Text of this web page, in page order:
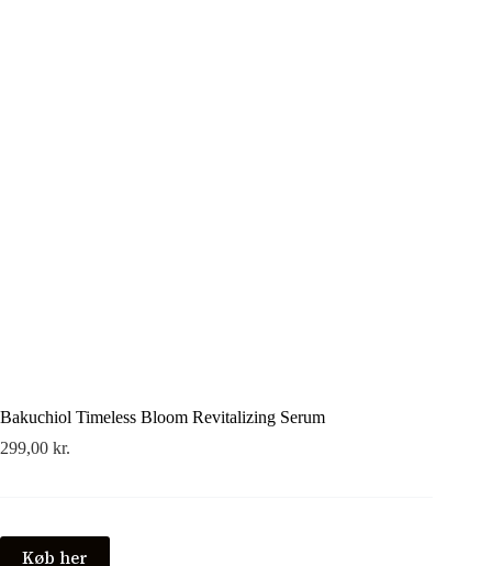
Bakuchiol Timeless Bloom Revitalizing Serum
299,00 kr.
Køb her